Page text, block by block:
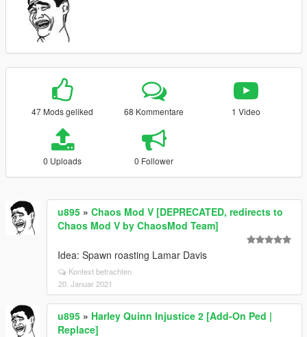
47 Mods geliked 68 Kommentare 1 Video
0 Uploads 0 Follower
u895 » Chaos Mod V [DEPRECATED, redirects to
Chaos Mod V by ChaosMod Team]
Idea: Spawn roasting Lamar Davis
Kontext betrachten
20. Januar 2021
u895 » Harley Quinn Injustice 2 [Add-On Ped |
Replace]